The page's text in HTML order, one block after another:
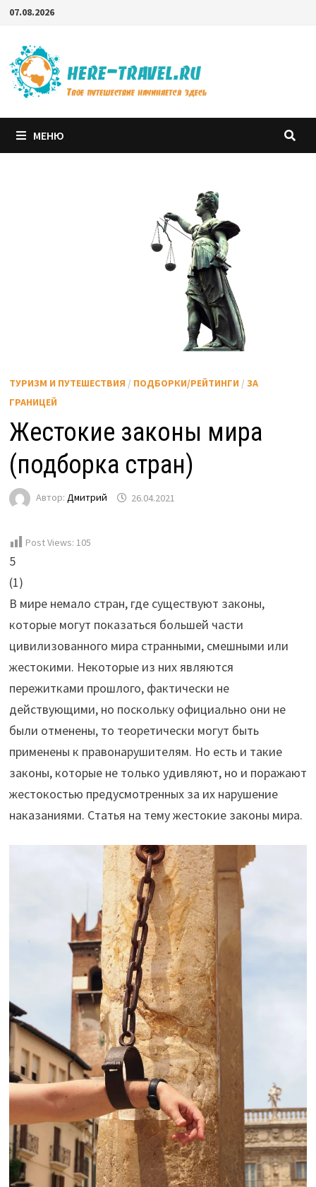
Перейти
содержимому
07.08.2026
МЕНЮ
ТУРИЗМ И ПУТЕШЕСТВИЯ / ПОДБОРКИ/РЕЙТИНГИ / ЗА
ГРАНИЦЕЙ
Жестокие законы мира
(подборка стран)
Автор: Дмитрий 26.04.2021
Post Views: 105
5
(1)
В мире немало стран, где существуют законы,
которые могут показаться большей части
цивилизованного мира странными, смешными или
жестокими. Некоторые из них являются
пережитками прошлого, фактически не
действующими, но поскольку официально они не
были отменены, то теоретически могут быть
применены к правонарушителям. Но есть и такие
законы, которые не только удивляют, но и поражают
жестокостью предусмотренных за их нарушение
наказаниями. Статья на тему жестокие законы мира.